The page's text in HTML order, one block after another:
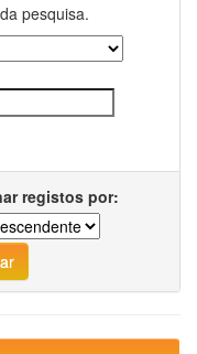
pesquisa.
registos por: